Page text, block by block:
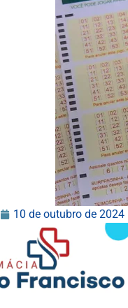
10 de outubro de 2024